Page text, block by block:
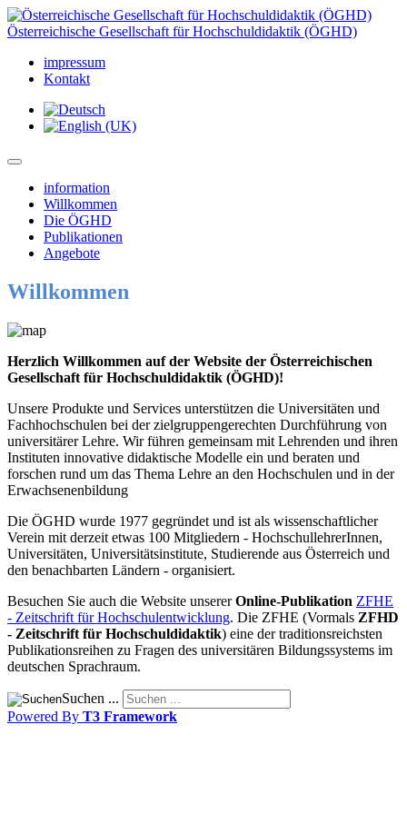
Österreichische Gesellschaft für Hochschuldidaktik (ÖGHD)
impressum
Kontakt
information
Willkommen
Die ÖGHD
Publikationen
Angebote
Willkommen
Herzlich Willkommen auf der Website der Österreichischen
Gesellschaft für Hochschuldidaktik (ÖGHD)!
Unsere Produkte und Services unterstützen die Universitäten und
Fachhochschulen bei der zielgruppengerechten Durchführung von
universitärer Lehre. Wir führen gemeinsam mit Lehrenden und ihren
Instituten innovative didaktische Modelle ein und beraten und
forschen rund um das Thema Lehre an den Hochschulen und in der
Erwachsenenbildung
Die ÖGHD wurde 1977 gegründet und ist als wissenschaftlicher
Verein mit derzeit etwas 100 Mitgliedern - HochschullehrerInnen,
Universitäten, Universitätsinstitute, Studierende aus Österreich und
den benachbarten Ländern - organisiert.
Besuchen Sie auch die Website unsererOnline-Publikation ZFHE
- Zeitschrift für Hochschulentwicklung. Die ZFHE (Vormals ZFHD
- Zeitschrift für Hochschuldidaktik) eine der traditionsreichsten
Publikationsreihen zu Fragen des universitären Bildungssystems im
deutschen Sprachraum.
Suchen ...
Powered By T3 Framework